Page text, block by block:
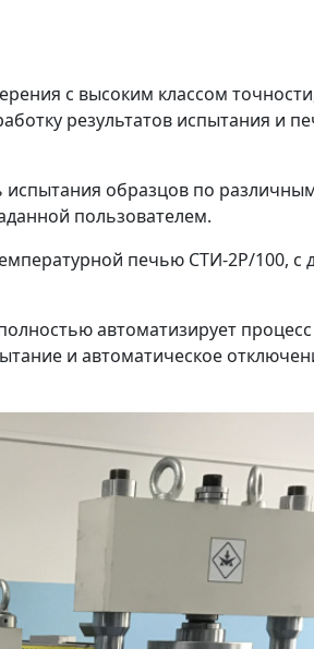
с высоким классом
результатов испытания и
образцов по
пользователем.
печью СТИ-2P/100, с
автоматизирует
и автоматическое